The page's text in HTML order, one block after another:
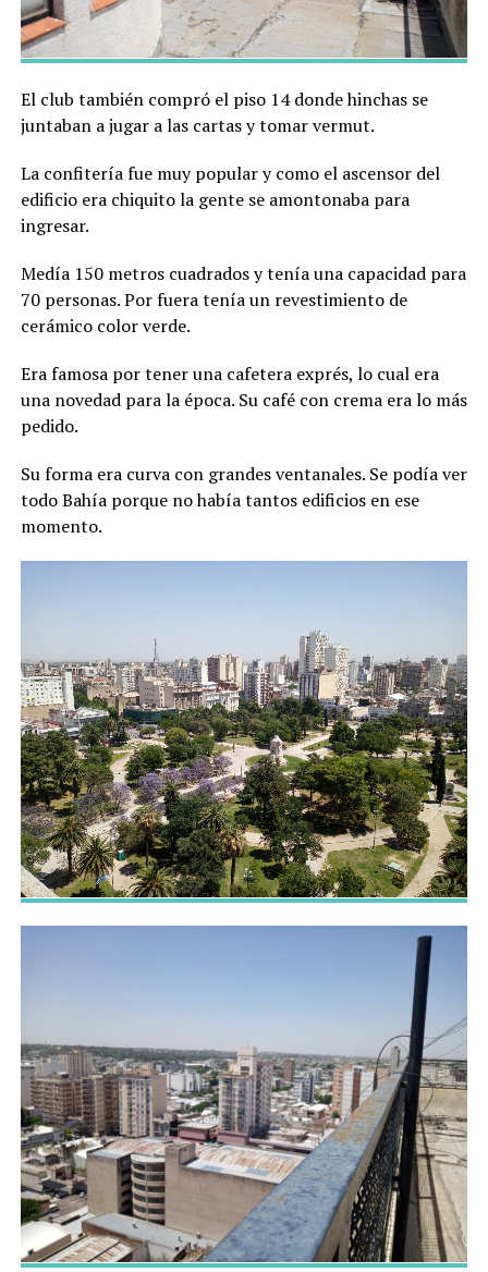
El club también compró el piso 14 donde hinchas se
juntaban a jugar a las cartas y tomar vermut.
La confitería fue muy popular y como el ascensor del
edificio era chiquito la gente se amontonaba para
ingresar.
Medía 150 metros cuadrados y tenía una capacidad para
70 personas. Por fuera tenía un revestimiento de
cerámico color verde.
Era famosa por tener una cafetera exprés, lo cual era
una novedad para la época. Su café con crema era lo más
pedido.
Su forma era curva con grandes ventanales. Se podía ver
todo Bahía porque no había tantos edificios en ese
momento.